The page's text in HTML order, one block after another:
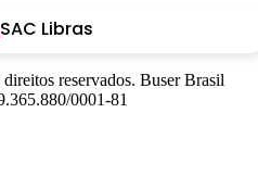
SAC Libras
reservados. Buser Brasil
0001-81